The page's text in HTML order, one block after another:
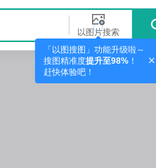
以图片搜索
「以图搜图」功能升级啦～
搜图精准度提升至98%！
赶快体验吧！